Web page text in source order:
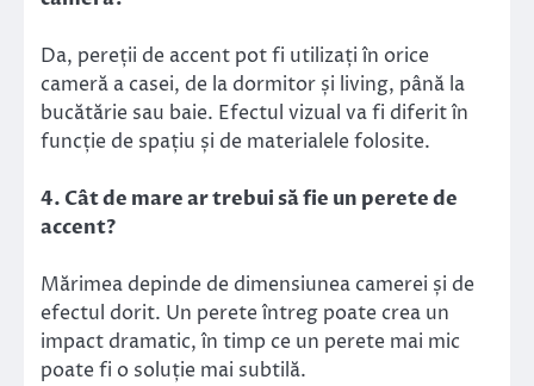
Da, pereții de accent pot fi utilizați în orice
cameră a casei, de la dormitor și living, până la
bucătărie sau baie. Efectul vizual va fi diferit în
funcție de spațiu și de materialele folosite.
4. Cât de mare ar trebui să fie un perete de
accent?
Mărimea depinde de dimensiunea camerei și de
efectul dorit. Un perete întreg poate crea un
impact dramatic, în timp ce un perete mai mic
poate fi o soluție mai subtilă.